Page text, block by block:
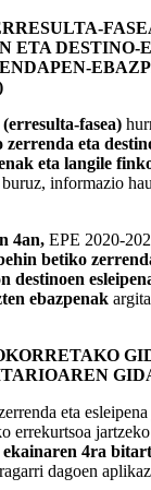
ETA DESTINO-
fasea)
eta
eta langile
informazio
4an, EPE 2020-
betiko
destinoen
ebazpenak
eta
errekurtsoa jartzeko
4ra
dagoen